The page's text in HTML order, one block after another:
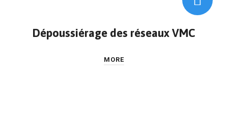
Dépoussiérage des réseaux VMC
MORE